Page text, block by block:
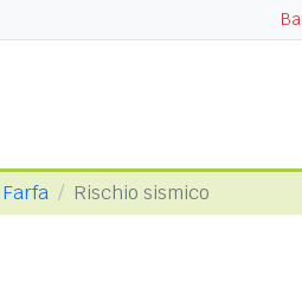
Rischio sismico